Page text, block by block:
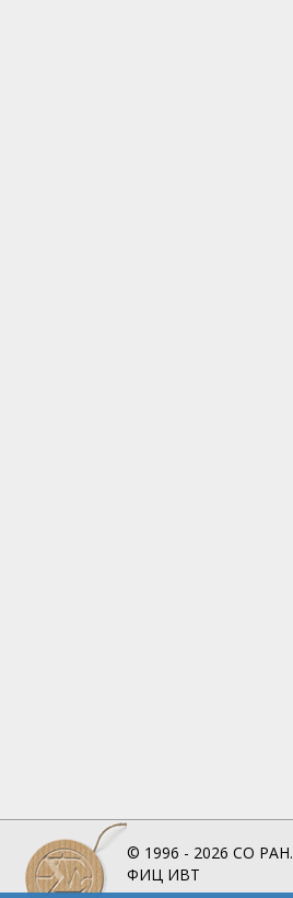
© 1996 - 2026 СО РАН.
ФИЦ ИВТ